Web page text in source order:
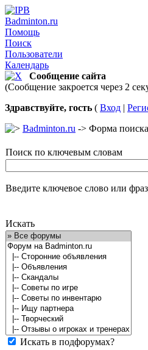
Badminton.ru
Помощь
Поиск
Пользователи
Календарь
Сообщение сайта
(Сообщение закроется через 2
Здравствуйте, гость ( Вход |
Badminton.ru -> Форма поиска
Поиск по ключевым словам
Введите ключевое слово или
Искать
Искать в подфорумах?